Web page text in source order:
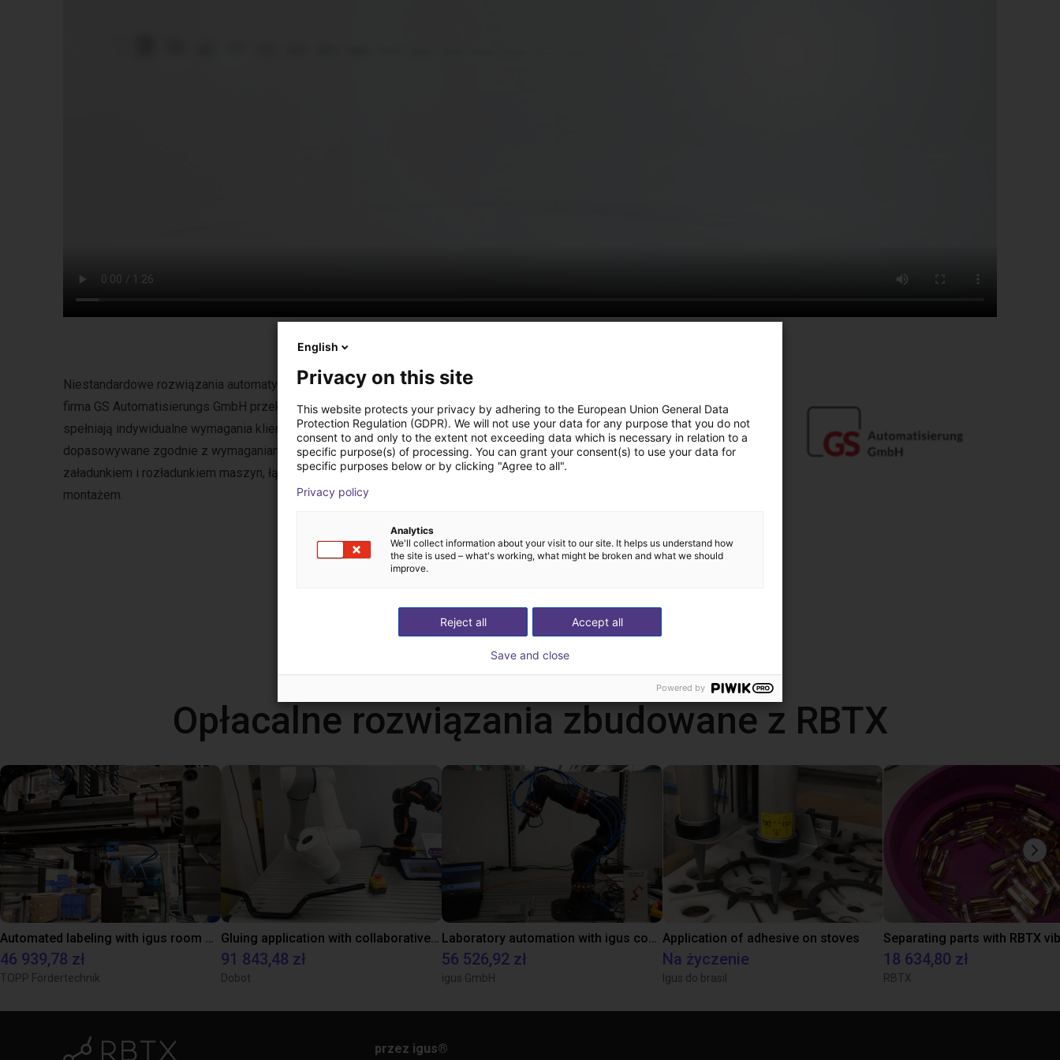
Niestandardowe rozwiązania automatyzacji dostosowane specjalnie do procesu produkcyjnego. W ciągu ostatnich dekad
firma GS Automatisierungs GmbH przekształciła się w dostawcę innowacyjnych rozwiązań w zakresie robotyki, które
spełniają indywidualne wymagania klientów. Komory robotyczne są używane we wszystkich branżach i mogą być
dopasowywane zgodnie z wymaganiami różnych procesów produkcyjnych. Firma GS Automatisierungs GmbH zajmuje się
załadunkiem i rozładunkiem maszyn, łączeniem, etykietowaniem, pakowaniem, sortowaniem, paletyzacją, podawaniem i
montażem.
Opłacalne rozwiązania zbudowane z RBTX
Automated labeling with igus room gantry and a cab label printer
46 939,78 zł
TOPP Fördertechnik
Gluing application with collaborative robot
91 843,48 zł
Dobot
Laboratory automation with igus cobot ReBeL 6DOF
56 526,92 zł
igus GmbH
Application of adhesive on stoves
Na życzenie
Igus do brasil
18 634,80 zł
RBTX
przez igus®
English
Privacy on this site
This website protects your privacy by adhering to the European Union General Data
Protection Regulation (GDPR). We will not use your data for any purpose that you do not
consent to and only to the extent not exceeding data which is necessary in relation to a
specific purpose(s) of processing. You can grant your consent(s) to use your data for
specific purposes below or by clicking "Agree to all".
Privacy policy
Analytics
We'll collect information about your visit to our site. It helps us understand how
the site is used – what's working, what might be broken and what we should
improve.
Accept all
Reject all
Save and close
Powered by